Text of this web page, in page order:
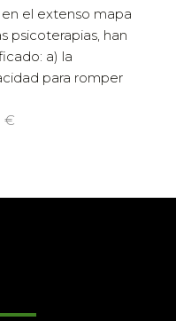
en el extenso mapa
psicoterapias, han
a) la
para romper
€